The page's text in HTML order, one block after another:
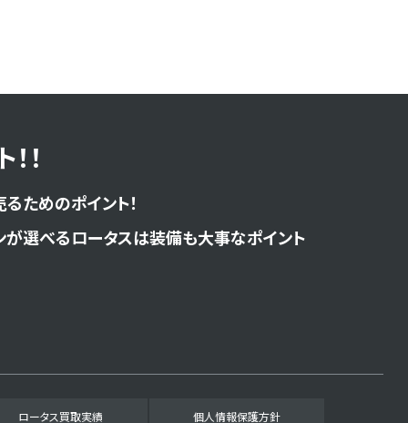
！
ためのポイント！
が選べるロータスは装備も大事なポイント
ロータス買取実績 個人情報保護方針